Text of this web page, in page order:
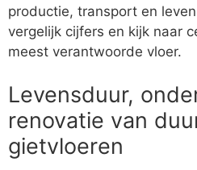
productie, transport en
vergelijk cijfers en kijk naar
meest verantwoorde vloer.
Levensduur,
renovatie van
gietvloeren